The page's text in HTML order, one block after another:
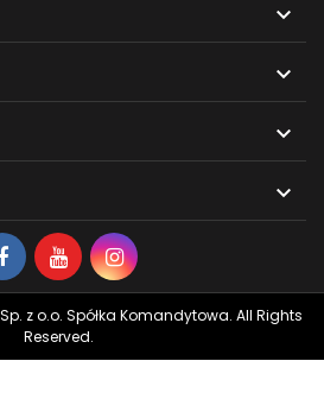




z o.o. Spółka Komandytowa. All Rights
Reserved.